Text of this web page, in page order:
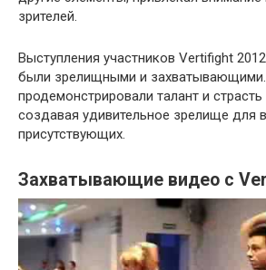
зрителей.
Выступления участников Vertifight
были зрелищными и
продемонстрировали талант и
создавая удивительное зрелище для
присутствующих.
Захватывающие видео с